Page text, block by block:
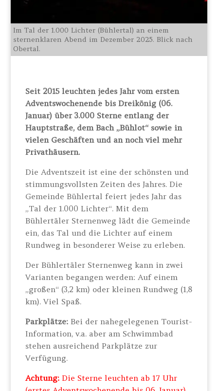
Im Tal der 1.000 Lichter (Bühlertal) an einem
sternenklaren Abend im Dezember 2025. Blick nach
Obertal.
Seit 2015 leuchten jedes Jahr vom ersten
Adventswochenende bis Dreikönig (06.
Januar) über 3.000 Sterne entlang der
Hauptstraße, dem Bach „Bühlot“ sowie in
vielen Geschäften und an noch viel mehr
Privathäusern.
Die Adventszeit ist eine der schönsten und
stimmungsvollsten Zeiten des Jahres. Die
Gemeinde Bühlertal feiert jedes Jahr das
„Tal der 1.000 Lichter“. Mit dem
Bühlertäler Sternenweg lädt die Gemeinde
ein, das Tal und die Lichter auf einem
Rundweg in besonderer Weise zu erleben.
Der Bühlertäler Sternenweg kann in zwei
Varianten begangen werden: Auf einem
„großen“ (3,2 km) oder kleinen Rundweg (1,8
km). Viel Spaß.
Parkplätze: Bei der nahegelegenen Tourist-
Information, v.a. aber am Schwimmbad
stehen ausreichend Parkplätze zur
Verfügung.
Achtung: Die Sterne leuchten ab 17 Uhr